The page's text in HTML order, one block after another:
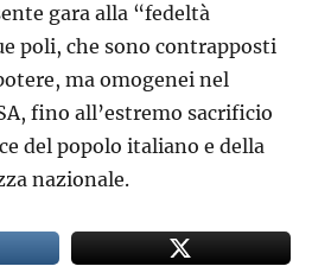
gara alla “fedeltà
poli, che sono contrapposti
ma omogenei nel
fino all’estremo sacrificio
del popolo italiano e della
nazionale.